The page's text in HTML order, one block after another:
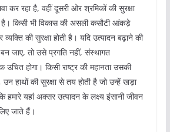
कर रहा है, वहीं दूसरी ओर श्रमिकों की सुरक्षा
है। किसी भी विकास की असली कसौटी आंकड़े
की सुरक्षा होती है। यदि उत्पादन बढ़ाने की
जाए, तो उसे प्रगति नहीं, संस्थागत
होगा। किसी राष्ट्र की महानता उसकी
उन हाथों की सुरक्षा से तय होती है जो उन्हें खड़ा
हमारे यहां अक्सर उत्पादन के लक्ष्य इंसानी जीवन
जाते हैं।